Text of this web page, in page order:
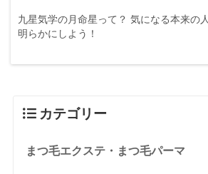
九星気学の月命星って？ 気になる本来の
明らかにしよう！
カテゴリー
まつ毛エクステ・まつ毛パーマ